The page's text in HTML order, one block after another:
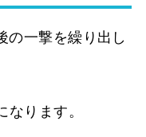
の一撃を繰り出し
ります。